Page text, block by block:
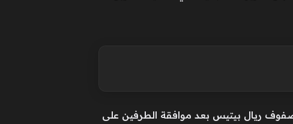
صفوف ريال بيتيس بعد موافقة الطرفين على